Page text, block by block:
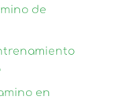
de
en